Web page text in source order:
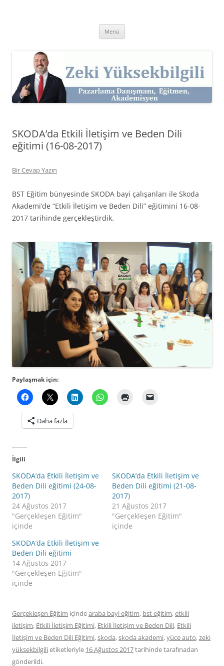
Kişisel Web Sitesi.
Menü
SKODA’da Etkili İletişim ve Beden Dili
eğitimi (16-08-2017)
Bir Cevap Yazın
BST Eğitim bünyesinde SKODA bayi çalışanları ile Skoda
Akademi’de “Etkili İletişim ve Beden Dili” eğitimini 16-08-
2017 tarihinde gerçekleştirdik.
Paylaşmak için:
Daha fazla
İlgili
SKODA’da Etkili İletişim ve
Beden Dili eğitimi (24-08-
2017)
24 Ağustos 2017
"Gerçekleşen Eğitim"
içinde
SKODA’da Etkili İletişim ve
Beden Dili eğitimi (21-08-
2017)
21 Ağustos 2017
"Gerçekleşen Eğitim"
içinde
SKODA’da Etkili İletişim ve
Beden Dili eğitimi
14 Ağustos 2017
"Gerçekleşen Eğitim"
içinde
Gerçekleşen Eğitim içindearaba bayi eğitim, bst eğitim,etkili
iletişim, Etkili İletişim Eğitimi, Etkili İletişim ve Beden Dili, Etkili
İletişim ve Beden Dili Eğitimi,skoda,skoda akademi,yüce auto,zeki
yüksekbilgilietiketleriyle 16 Ağustos 2017tarihindetarafınadan
gönderildi.